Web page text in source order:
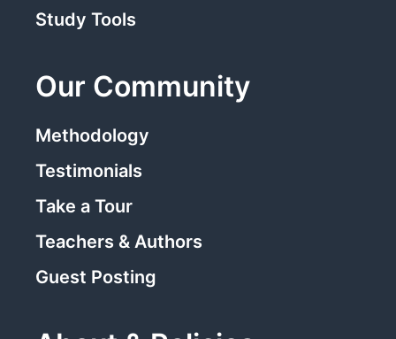
Study Tools
Our Community
Methodology
Testimonials
Take a Tour
Teachers & Authors
Guest Posting